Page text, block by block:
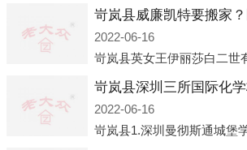
岢岚县威廉凯特要搬家
2022-06-16
2022-06-16